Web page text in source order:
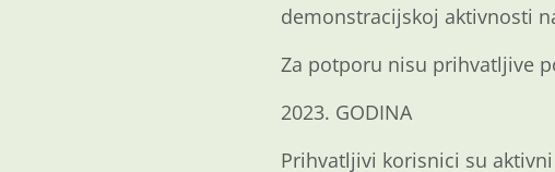
demonstracijskoj aktivnosti
Za potporu nisu prihvatljive
2023. GODINA
Prihvatljivi korisnici su